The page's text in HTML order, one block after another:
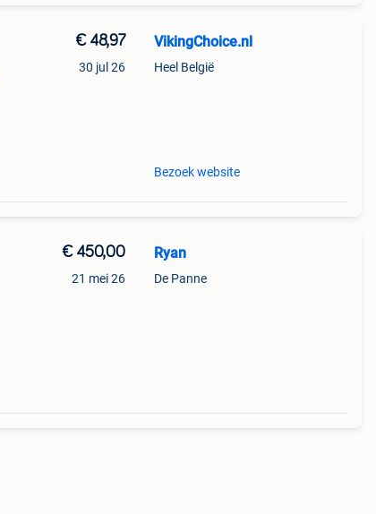
€ 48,97
30 jul 26
VikingChoice.nl
Heel België
Bezoek website
€ 450,00
21 mei 26
Ryan
De Panne